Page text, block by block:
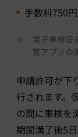
手数料750円
※
電子車検証
覧アプリの
申請許可が下
行されます。
の間に車検を
期間満了後5